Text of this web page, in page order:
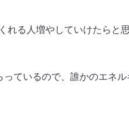
る人増やしていけたらと思
ているので、誰かのエネル